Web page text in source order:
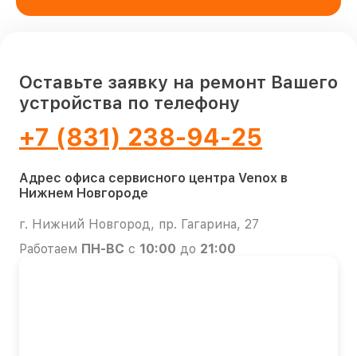
Оставьте заявку на ремонт Вашего
устройства по телефону
+7 (831) 238-94-25
Адрес офиса сервисного центра Venox в
Нижнем Новгороде
г. Нижний Новгород, пр. Гагарина, 27
Работаем ПН-ВС с 10:00 до 21:00